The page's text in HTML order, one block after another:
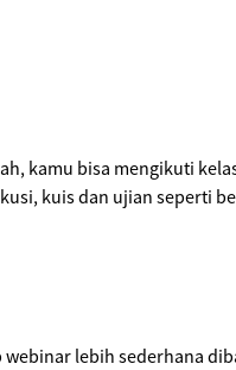
kamu bisa mengikuti
kuis dan ujian seperti
lebih sederhana